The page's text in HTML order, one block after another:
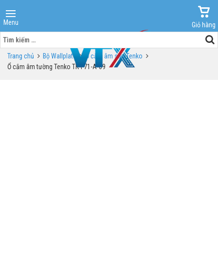
Menu
Giỏ hàng
Tìm
kiếm
cho:Trang chủ Bộ Wallplate
Ổ cắm âm sàn Tenko
Ổ cắm âm tường Tenko TK-F71-A-09